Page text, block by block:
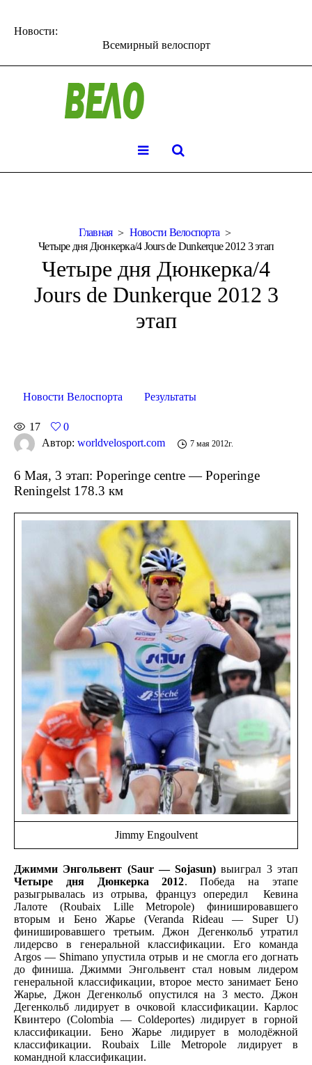
Новости:
Всемирный велоспорт
Главная
Новости Велоспорта
Четыре дня Дюнкерка/4 Jours de Dunkerque 2012 3 этап
Четыре дня Дюнкерка/4
Jours de Dunkerque 2012 3
этап
Новости Велоспорта Результаты
17
0
Автор: worldvelosport.com 7 мая 2012г.
6 Мая, 3 этап: Poperinge centre — Poperinge
Reningelst 178.3 км
Jimmy Engoulvent
Джимми Энгольвент (Saur — Sojasun) выиграл 3 этап
Четыре дня Дюнкерка 2012. Победа на этапе
разыгрывалась из отрыва, француз опередил Кевина
Лалоте (Roubaix Lille Metropole) финишировавшего
вторым и Бено Жарье (Veranda Rideau — Super U)
финишировавшего третьим. Джон Дегенкольб утратил
лидерсво в генеральной классификации. Его команда
Argos — Shimano упустила отрыв и не смогла его догнать
до финиша. Джимми Энгольвент стал новым лидером
генеральной классификации, второе место занимает Бено
Жарье, Джон Дегенкольб опустился на 3 место. Джон
Дегенкольб лидирует в очковой классификации. Карлос
Квинтеро (Colombia — Coldeportes) лидирует в горной
классификации. Бено Жарье лидирует в молодёжной
классификации. Roubaix Lille Metropole лидирует в
командной классификации.